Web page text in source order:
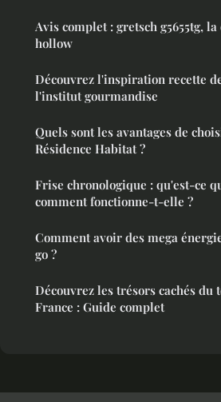
Avis complet : gretsch g5655tg,
hollow
Découvrez l'inspiration recette
l'institut gourmandise
Quels sont les avantages de
Résidence Habitat ?
Frise chronologique : qu'est-ce
comment fonctionne-t-elle ?
Comment avoir des mega
go ?
Découvrez les trésors cachés du
France : Guide complet